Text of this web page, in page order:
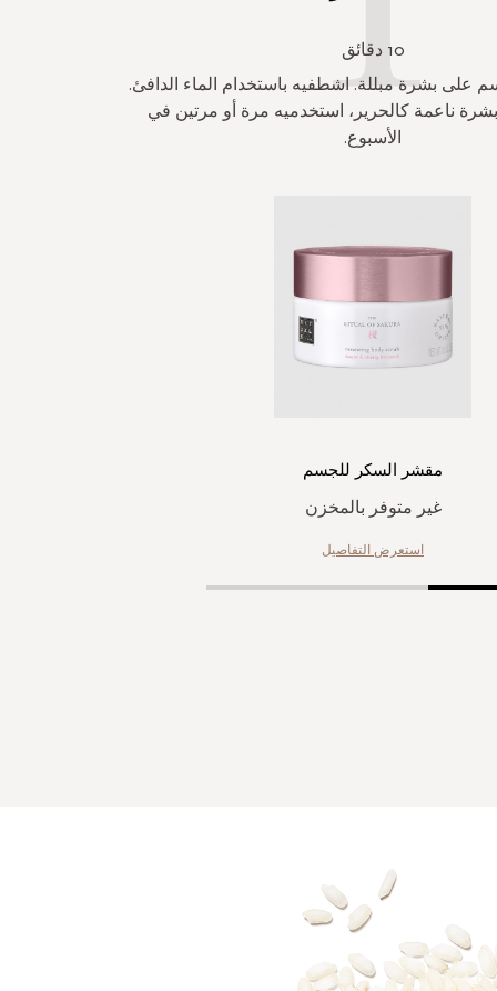
10 دقائق
على بشرة مبللة. اشطفيه باستخدام الماء الدافئ.
ناعمة كالحرير، استخدميه مرة أو مرتين في
الأسبوع.
مقشر السكر للجسم
غير متوفر بالمخزن
استعرض التفاصيل